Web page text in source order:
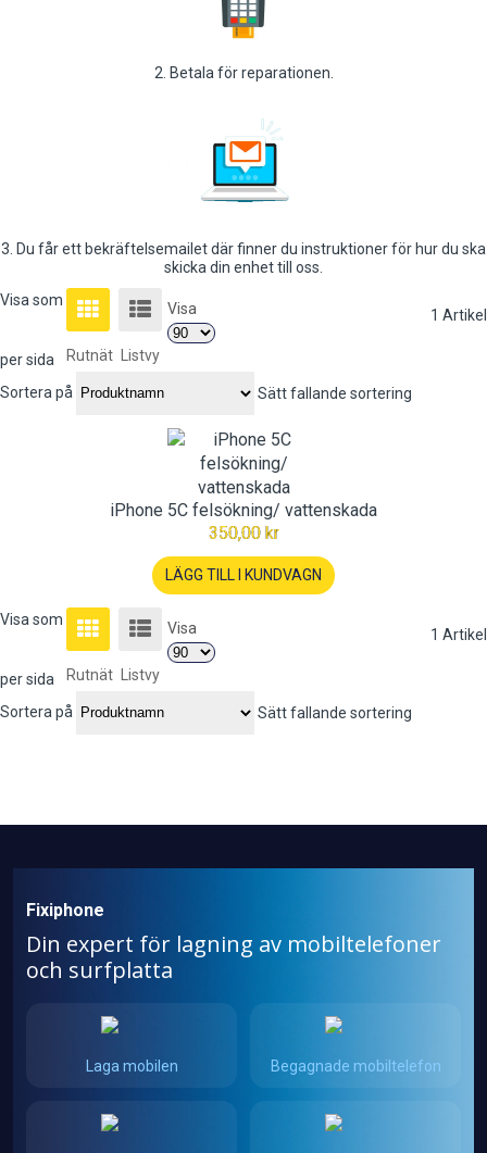
2. Betala för reparationen.
3. Du får ett bekräftelsemailet där finner du instruktioner för hur du ska
skicka din enhet till oss.
Visa som
Rutnät Listvy
1 Artikel
Visa
per sida
Sortera på
Sätt fallande sortering
iPhone 5C felsökning/ vattenskada
350,00 kr
LÄGG TILL I KUNDVAGN
Visa som
Rutnät Listvy
1 Artikel
Visa
per sida
Sortera på
Sätt fallande sortering
Fixiphone
Din expert för lagning av mobiltelefoner
och surfplatta
Laga mobilen Begagnade mobiltelefon